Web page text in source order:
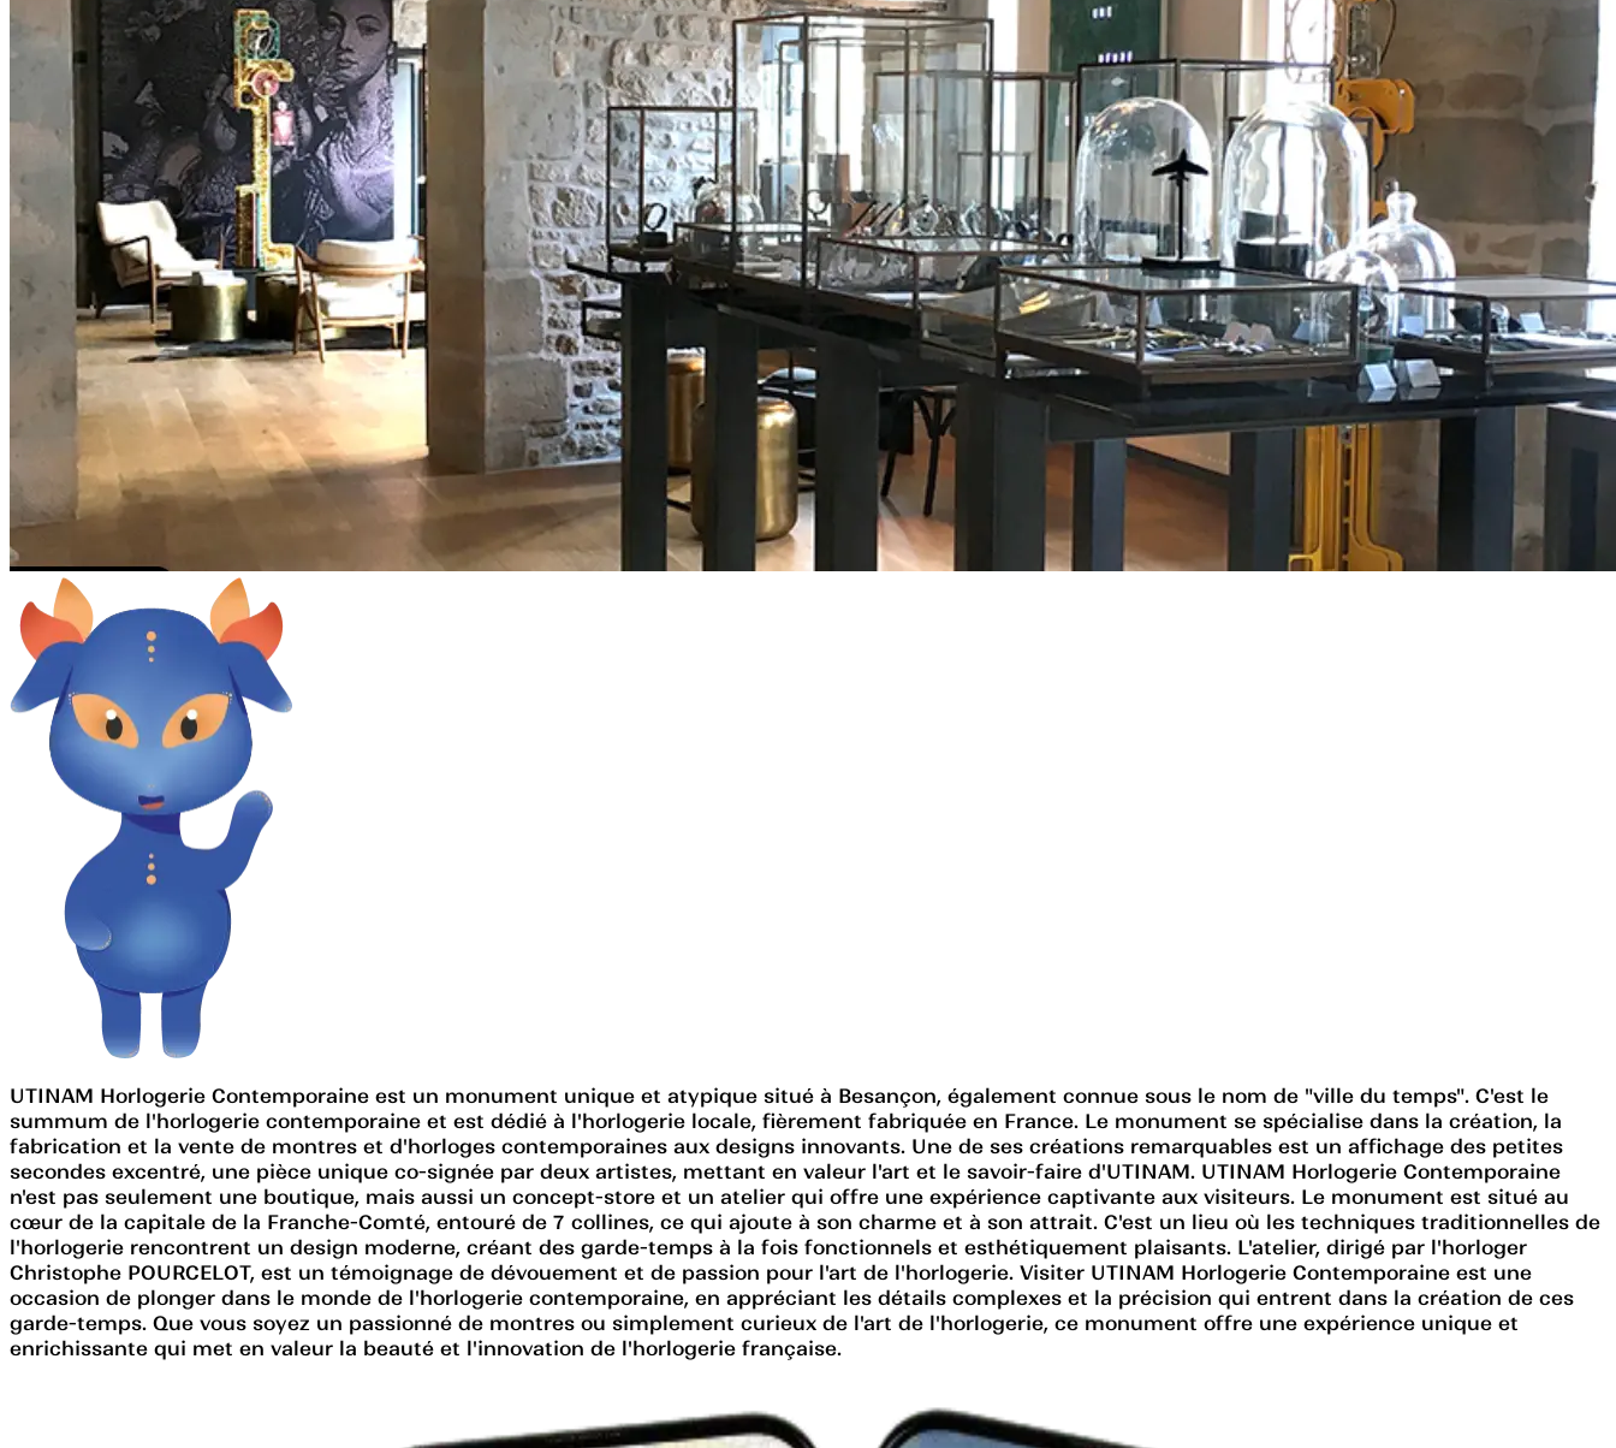
UTINAM Horlogerie Contemporaine est un monument unique et atypique situé à Besançon, également connue sous le nom de "ville du temps". C'est le
summum de l'horlogerie contemporaine et est dédié à l'horlogerie locale, fièrement fabriquée en France. Le monument se spécialise dans la création, la
fabrication et la vente de montres et d'horloges contemporaines aux designs innovants. Une de ses créations remarquables est un affichage des petites
secondes excentré, une pièce unique co-signée par deux artistes, mettant en valeur l'art et le savoir-faire d'UTINAM. UTINAM Horlogerie Contemporaine
n'est pas seulement une boutique, mais aussi un concept-store et un atelier qui offre une expérience captivante aux visiteurs. Le monument est situé au
cœur de la capitale de la Franche-Comté, entouré de 7 collines, ce qui ajoute à son charme et à son attrait. C'est un lieu où les techniques traditionnelles de
l'horlogerie rencontrent un design moderne, créant des garde-temps à la fois fonctionnels et esthétiquement plaisants. L'atelier, dirigé par l'horloger
Christophe POURCELOT, est un témoignage de dévouement et de passion pour l'art de l'horlogerie. Visiter UTINAM Horlogerie Contemporaine est une
occasion de plonger dans le monde de l'horlogerie contemporaine, en appréciant les détails complexes et la précision qui entrent dans la création de ces
garde-temps. Que vous soyez un passionné de montres ou simplement curieux de l'art de l'horlogerie, ce monument offre une expérience unique et
enrichissante qui met en valeur la beauté et l'innovation de l'horlogerie française.